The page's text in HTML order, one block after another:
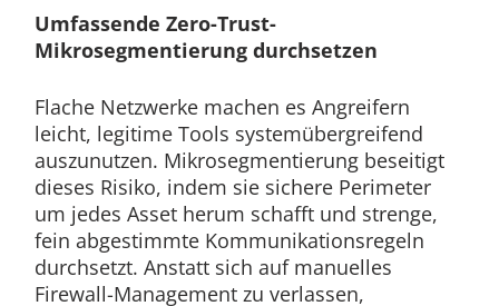
Umfassende Zero-Trust-
Mikrosegmentierung durchsetzen
Flache Netzwerke machen es Angreifern
leicht, legitime Tools systemübergreifend
auszunutzen. Mikrosegmentierung beseitigt
dieses Risiko, indem sie sichere Perimeter
um jedes Asset herum schafft und strenge,
fein abgestimmte Kommunikationsregeln
durchsetzt. Anstatt sich auf manuelles
Firewall-Management zu verlassen,